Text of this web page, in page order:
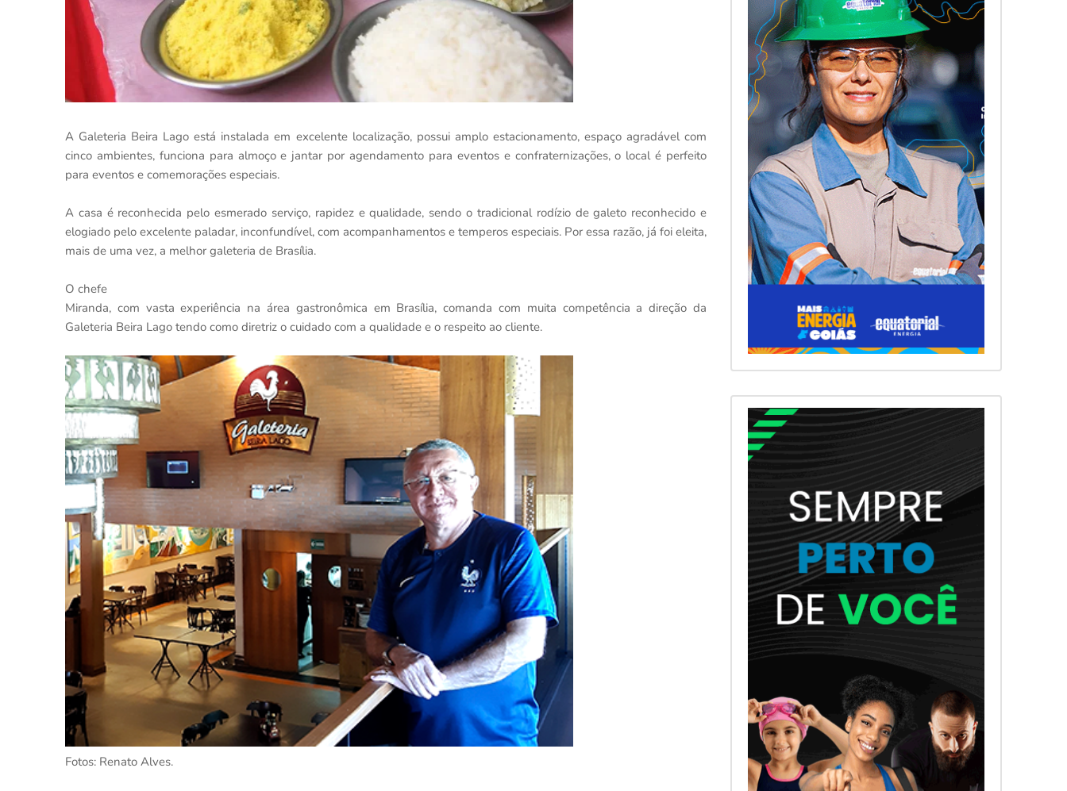
A Galeteria Beira Lago está instalada em excelente localização, possui amplo estacionamento, espaço agradável com
cinco ambientes, funciona para almoço e jantar por agendamento para eventos e confraternizações, o local é perfeito
para eventos e comemorações especiais.
A casa é reconhecida pelo esmerado serviço, rapidez e qualidade, sendo o tradicional rodízio de galeto reconhecido e
elogiado pelo excelente paladar, inconfundível, com acompanhamentos e temperos especiais. Por essa razão, já foi eleita,
mais de uma vez, a melhor galeteria de Brasília.
O chefe
Miranda, com vasta experiência na área gastronômica em Brasília, comanda com muita competência a direção da
Galeteria Beira Lago tendo como diretriz o cuidado com a qualidade e o respeito ao cliente.
Fotos: Renato Alves.